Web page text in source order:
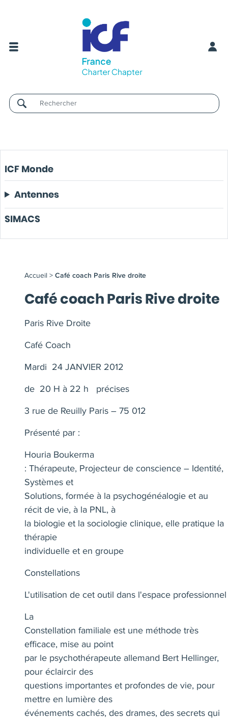
Username
ICF Monde
Antennes
SIMACS
Accueil > Café coach Paris Rive droite
Café coach Paris Rive droite
Paris Rive Droite
Café Coach
Mardi 24 JANVIER 2012
de 20 H à 22 h précises
3 rue de Reuilly Paris – 75 012
Présenté par :
Houria Boukerma
: Thérapeute, Projecteur de conscience – Identité,
Systèmes et
Solutions, formée à la psychogénéalogie et au
récit de vie, à la PNL, à
la biologie et la sociologie clinique, elle pratique la
thérapie
individuelle et en groupe
Constellations
L'utilisation de cet outil dans l'espace professionnel
La
Constellation familiale est une méthode très
efficace, mise au point
par le psychothérapeute allemand Bert Hellinger,
pour éclaircir des
questions importantes et profondes de vie, pour
mettre en lumière des
événements cachés, des drames, des secrets qui